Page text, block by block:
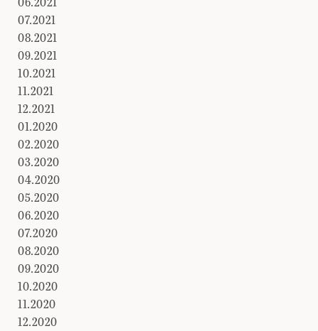
07.2021
08.2021
09.2021
10.2021
11.2021
12.2021
01.2020
02.2020
03.2020
04.2020
05.2020
06.2020
07.2020
08.2020
09.2020
10.2020
11.2020
12.2020